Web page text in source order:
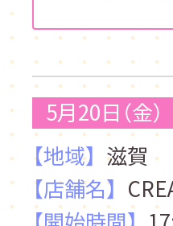
5月20日（金）
【地域】 滋賀
【店舗名】